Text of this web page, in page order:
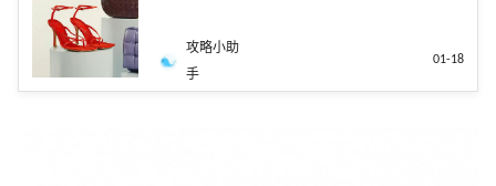
攻略小助
手
01-18